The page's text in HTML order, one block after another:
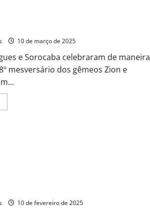
10 de março de 2025
e Sorocaba celebraram de maneira
mesversário dos gêmeos Zion e
10 de fevereiro de 2025